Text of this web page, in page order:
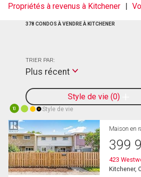
Propriétés à revenus à Kitchener
378 CONDOS À VENDRE À KITCHENER
Style de vie 0
TRIER PAR:
Plus récent
10 Style de vie
Maison en
399
423
Kitchener,